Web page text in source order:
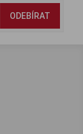
ODEBÍRAT